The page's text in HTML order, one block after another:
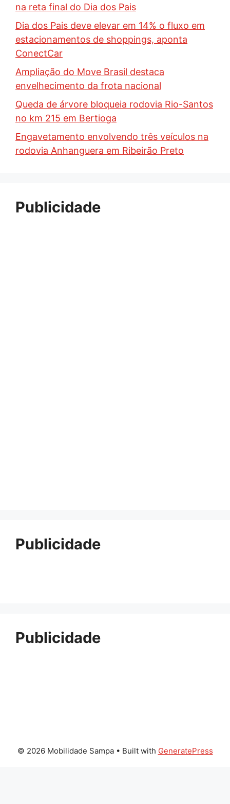
na reta final do Dia dos Pais
Dia dos Pais deve elevar em 14% o fluxo em
estacionamentos de shoppings, aponta
ConectCar
Ampliação do Move Brasil destaca
envelhecimento da frota nacional
Queda de árvore bloqueia rodovia Rio-Santos
no km 215 em Bertioga
Engavetamento envolvendo três veículos na
rodovia Anhanguera em Ribeirão Preto
Publicidade
Publicidade
Publicidade
© 2026 Mobilidade Sampa• Built with GeneratePress